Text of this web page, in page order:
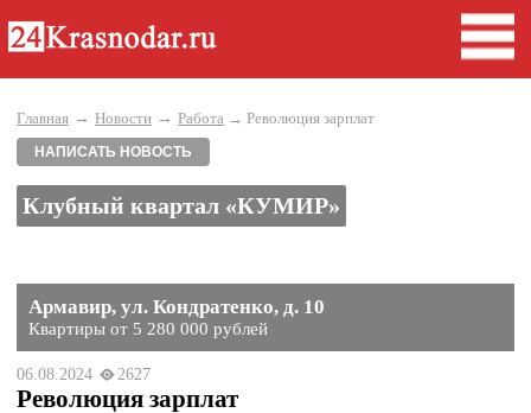
Главная → Новости → Работа → Революция зарплат
НАПИСАТЬ НОВОСТЬ
Клубный квартал «КУМИР»
Армавир, ул. Кондратенко, д. 10
Квартиры от 5 280 000 рублей
06.08.2024 2627
Революция зарплат